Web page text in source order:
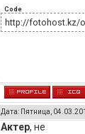
Code
http://fotohost.kz/
Дата: Пятница,
Актер, не